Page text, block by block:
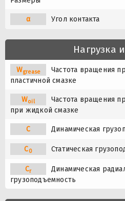
α Угол контакта
Нагрузка
Wgrease
Частота вращения
пластичной смазке
Woil
Частота вращения
при жидкой смазке
C Динамическая
C0 Статическая
Cr
Динамическая
грузоподъемность